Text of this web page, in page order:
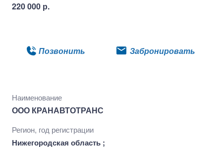
220 000 р.
Позвонить Забронировать
Наименование
ООО КРАНАВТОТРАНС
Регион, год регистрации
Нижегородская область ;